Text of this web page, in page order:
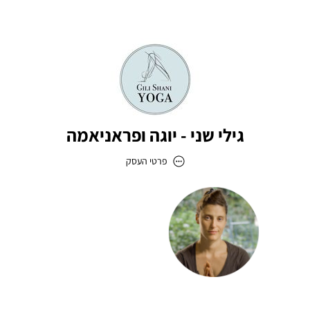
גילי שני - יוגה ופראניאמה
פרטי העסק
גילי שני - יוגה ופראניאמה
כתובת